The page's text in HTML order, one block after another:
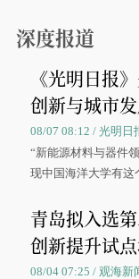
深度报道
《光明日报
创新与城市
08/07 08:12 / 光明日
“新能源材料与器件
现中国海洋大学有这
大学材料科学与工
青岛拟入选
创新提升试
08/04 07:25 / 观海新